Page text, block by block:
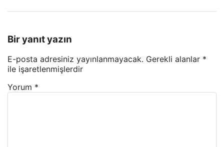
Bir yanıt yazın
E-posta adresiniz yayınlanmayacak. Gerekli alanlar *
ile işaretlenmişlerdir
Yorum *